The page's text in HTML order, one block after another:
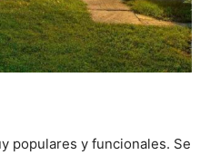
populares y funcionales. Se